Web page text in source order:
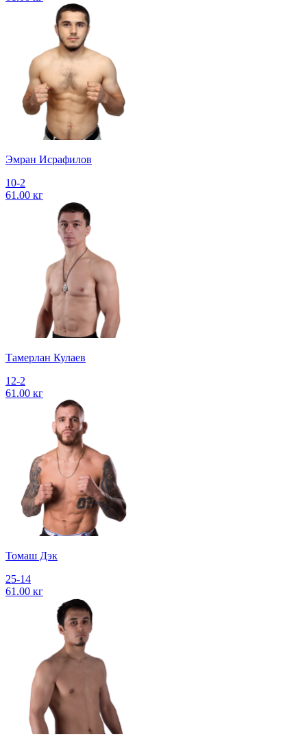
Эмран Исрафилов
10-2
61.00 кг
Тамерлан Кулаев
12-2
61.00 кг
Томаш Дэк
25-14
61.00 кг